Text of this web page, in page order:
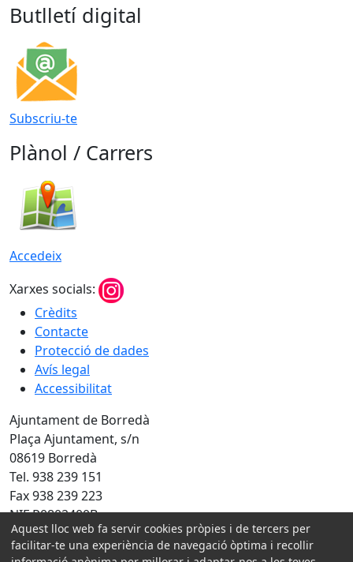
Butlletí digital
Subscriu-te
Plànol / Carrers
Accedeix
Xarxes socials:
Crèdits
Contacte
Protecció de dades
Avís legal
Accessibilitat
Ajuntament de Borredà
Plaça Ajuntament, s/n
08619 Borredà
Tel. 938 239 151
Fax 938 239 223
NIF P0802400B
Amb la col·laboració de:
Aquest lloc web fa servir cookies pròpies i de tercers per
facilitar-te una experiència de navegació òptima i recollir